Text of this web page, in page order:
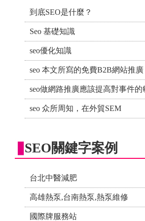
到底SEO是什麼？
Seo 基礎知識
seo優化知識
seo 本文所寫的免費B2B網站推廣
seo做網路推廣應該提高對事件的
seo 众所周知，在外貿SEM
SEO關鍵字案例
台北中醫減肥
高雄熱泵,台南熱泵,熱泵維修
國際牌服務站